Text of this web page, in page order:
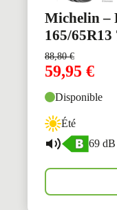
Michelin –
165/
88,80€
59,95 €
Disponible
Été
69 dB